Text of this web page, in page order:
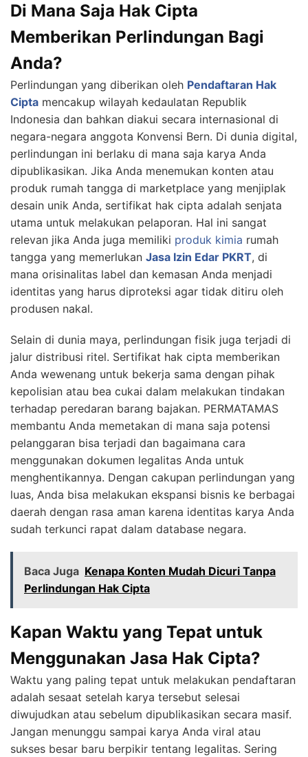
Di Mana Saja Hak Cipta
Memberikan Perlindungan Bagi
Anda?
Perlindungan yang diberikan oleh Pendaftaran Hak
Cipta mencakup wilayah kedaulatan Republik
Indonesia dan bahkan diakui secara internasional di
negara-negara anggota Konvensi Bern. Di dunia digital,
perlindungan ini berlaku di mana saja karya Anda
dipublikasikan. Jika Anda menemukan konten atau
produk rumah tangga di marketplace yang menjiplak
desain unik Anda, sertifikat hak cipta adalah senjata
utama untuk melakukan pelaporan. Hal ini sangat
relevan jika Anda juga memiliki produk kimia rumah
tangga yang memerlukan Jasa Izin Edar PKRT, di
mana orisinalitas label dan kemasan Anda menjadi
identitas yang harus diproteksi agar tidak ditiru oleh
produsen nakal.
Selain di dunia maya, perlindungan fisik juga terjadi di
jalur distribusi ritel. Sertifikat hak cipta memberikan
Anda wewenang untuk bekerja sama dengan pihak
kepolisian atau bea cukai dalam melakukan tindakan
terhadap peredaran barang bajakan. PERMATAMAS
membantu Anda memetakan di mana saja potensi
pelanggaran bisa terjadi dan bagaimana cara
menggunakan dokumen legalitas Anda untuk
menghentikannya. Dengan cakupan perlindungan yang
luas, Anda bisa melakukan ekspansi bisnis ke berbagai
daerah dengan rasa aman karena identitas karya Anda
sudah terkunci rapat dalam database negara.
Baca Juga Kenapa Konten Mudah Dicuri Tanpa
Perlindungan Hak Cipta
Kapan Waktu yang Tepat untuk
Menggunakan Jasa Hak Cipta?
Waktu yang paling tepat untuk melakukan pendaftaran
adalah sesaat setelah karya tersebut selesai
diwujudkan atau sebelum dipublikasikan secara masif.
Jangan menunggu sampai karya Anda viral atau
sukses besar baru berpikir tentang legalitas. Sering